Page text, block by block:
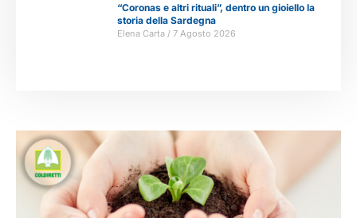
“Coronas e altri rituali”, dentro un gioiello la
storia della Sardegna
Elena Carta 7 Agosto 2026